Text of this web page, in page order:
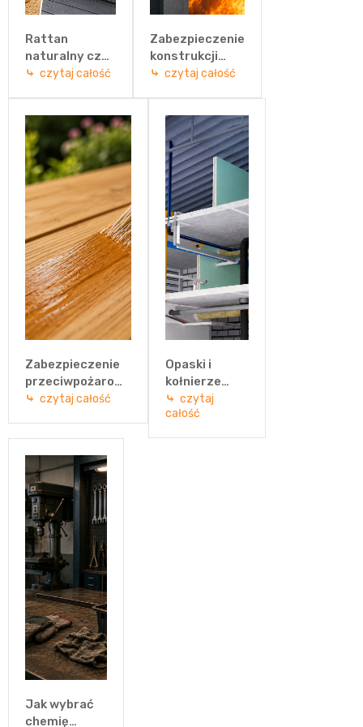
Rattan
naturalny czy
technorattan?
wybór
idealnych
mebli
ogrodowych
czytaj całość
Zabezpieczenie
konstrukcji
stalowych
rozwiązanie
wybrać?
czytaj całość
Zabezpieczenie
przeciwpożarowe
drewna – jak
czytaj całość
Opaski i
kołnierze
ogniochronne
– jak
czytaj
całość
Jak wybrać
chemię